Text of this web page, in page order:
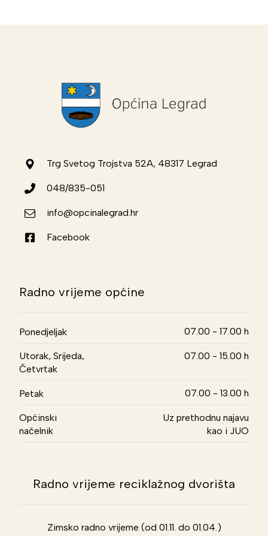
Trg Svetog Trojstva 52A, 48317 Legrad
048/835-051
info@opcinalegrad.hr
Facebook
Radno vrijeme općine
Ponedjeljak 07.00 - 17.00 h
Utorak, Srijeda,
Četvrtak
07.00 - 15.00 h
Petak 07.00 - 13.00 h
Općinski
načelnik
Uz prethodnu najavu
kao i JUO
Radno vrijeme reciklažnog dvorišta
Zimsko radno vrijeme (od 01.11. do 01.04.)